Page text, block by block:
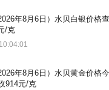
年8月6日）水贝白银价格
/克
年8月6日）水贝黄金价格
914元/克